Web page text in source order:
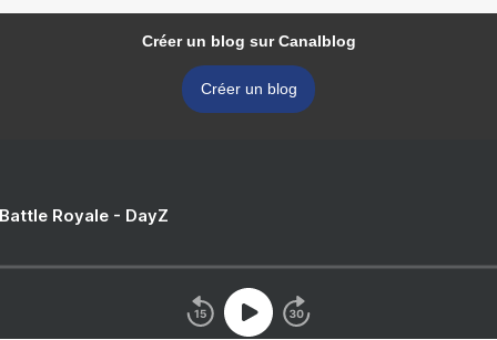
Créer un blog sur Canalblog
Créer un blog
Royale - DayZ